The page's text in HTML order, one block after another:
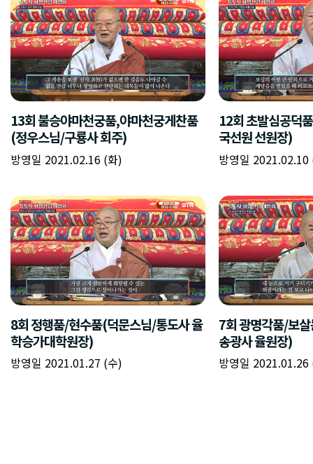
13회 불승야마천궁품,야마천궁게찬품
(정우스님/구룡사 회주)
방영일 2021.02.16 (화)
12회 초발심공덕
국선원 선원장)
방영일 2021.02.10
8회 정행품/현수품(덕문스님/통도사 율
학승가대학원장)
방영일 2021.01.27 (수)
7회 광명각품/보
송광사 율원장)
방영일 2021.01.26